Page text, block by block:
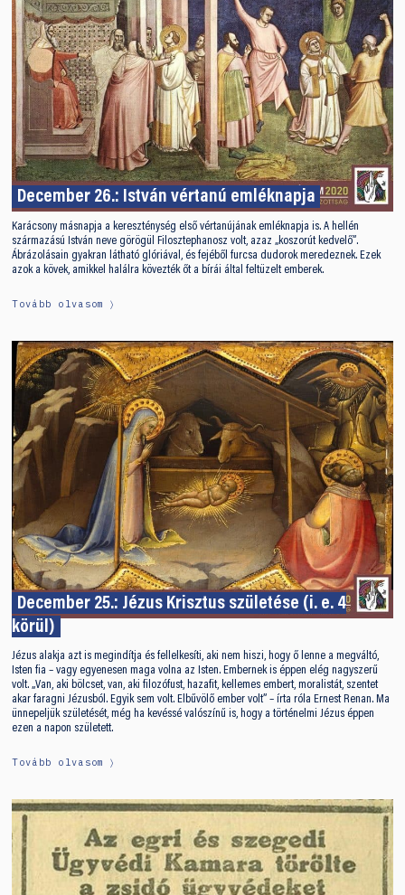
December 26.: István vértanú emléknapja
Karácsony másnapja a kereszténység első vértanújának emléknapja is. A hellén
származású István neve görögül Filosztephanosz volt, azaz „koszorút kedvelő”.
Ábrázolásain gyakran látható glóriával, és fejéből furcsa dudorok meredeznek. Ezek
azok a kövek, amikkel halálra kövezték őt a bírái által feltüzelt emberek.
Tovább olvasom
December 25.: Jézus Krisztus születése (i. e. 4
körül)
Jézus alakja azt is megindítja és fellelkesíti, aki nem hiszi, hogy ő lenne a megváltó,
Isten fia – vagy egyenesen maga volna az Isten. Embernek is éppen elég nagyszerű
volt. „Van, aki bölcset, van, aki filozófust, hazafit, kellemes embert, moralistát, szentet
akar faragni Jézusból. Egyik sem volt. Elbűvölő ember volt” – írta róla Ernest Renan. Ma
ünnepeljük születését, még ha kevéssé valószínű is, hogy a történelmi Jézus éppen
ezen a napon született.
Tovább olvasom